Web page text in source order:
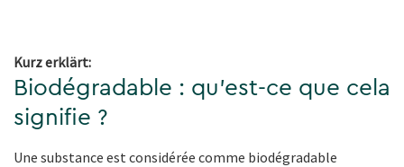
Kurz erklärt:
Biodégradable : qu'est-ce que cela
signifie ?
Une substance est considérée comme biodégradable